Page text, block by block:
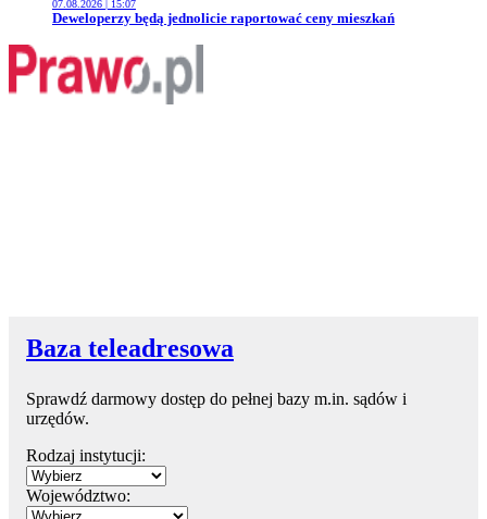
07.08.2026 | 15:07
Przejdź do artykułu:
Deweloperzy będą jednolicie raportować ceny mieszkań
Baza teleadresowa
Sprawdź darmowy dostęp do pełnej bazy m.in. sądów i
urzędów.
Rodzaj instytucji:
Województwo: